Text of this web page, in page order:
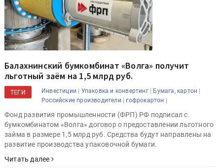
Балахнинский бумкомбинат «Волга» получит
льготный заём на 1,5 млрд руб.
ТЕГИ Инвестиции | Упаковка и конвертинг| Бумага, картон |
Российские производители | гофрокартон |
Фонд развития промышленности (ФРП) РФ подписал с
бумкомбинатом «Волга» договор о предоставлении льготного
займа в размере 1,5 млрд руб. Средства будут направлены на
развитие производства упаковочной бумаги.
Читать далее